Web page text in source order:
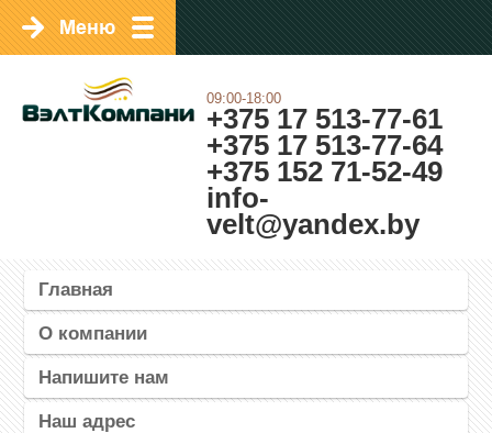
09:00-18:00
+375 17 513-77-61
+375 17 513-77-64
+375 152 71-52-49
info-
velt@yandex.by
Главная
О компании
Напишите нам
Наш адрес